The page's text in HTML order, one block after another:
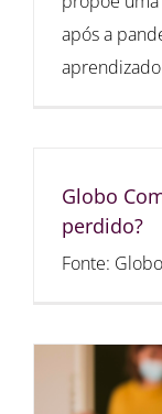
após a
Globo
perdido?
Fonte: